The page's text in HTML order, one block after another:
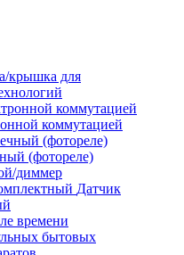
крышка для
коммутацией
(фотореле)
диммер
Датчик
времени